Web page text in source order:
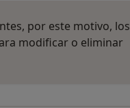
por este motivo, los
modificar o eliminar